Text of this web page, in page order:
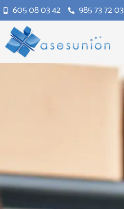
605 08 03 42 985 73 72 03